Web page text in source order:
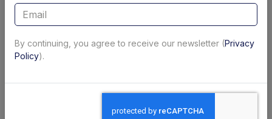
Cilindro di
brandeggio Zepro
ZNU-75-110 (SA)
Code: 11711Z
+VAT
Parapolvere tubolare
x cilindro
sollevamento DLB 47
Code: 18202L
€ 60,05
By continuing, you agree to receive our newsletter (Privacy
Policy).